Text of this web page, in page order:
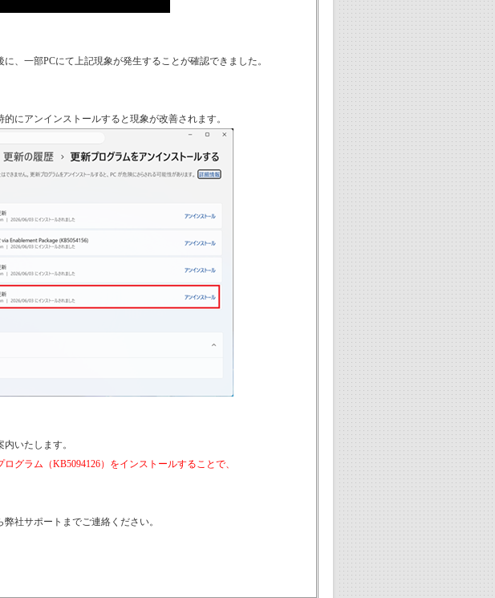
、一部PCにて上記現象が発生することが確認できました。
にアンインストールすると現象が改善されます。
いたします。
グラム（KB5094126）をインストールすることで、
社サポートまでご連絡ください。